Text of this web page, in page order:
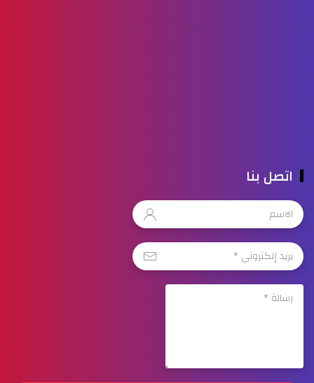
اتصل بنا